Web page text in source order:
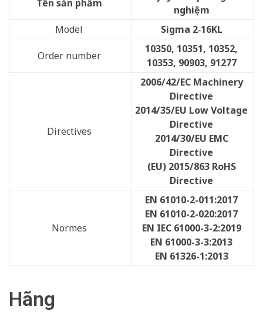
Tên sản phẩm
nghiệm
Model
Sigma 2‑16KL
Order number
10350, 10351, 10352,
10353, 90903, 91277
Directives
2006/42/EC Machinery
Directive
2014/35/EU Low Voltage
Directive
2014/30/EU EMC
Directive
(EU) 2015/863 RoHS
Directive
Normes
EN 61010-2-011:2017
EN 61010-2-020:2017
EN IEC 61000-3-2:2019
EN 61000-3-3:2013
EN 61326-1:2013
Hãng